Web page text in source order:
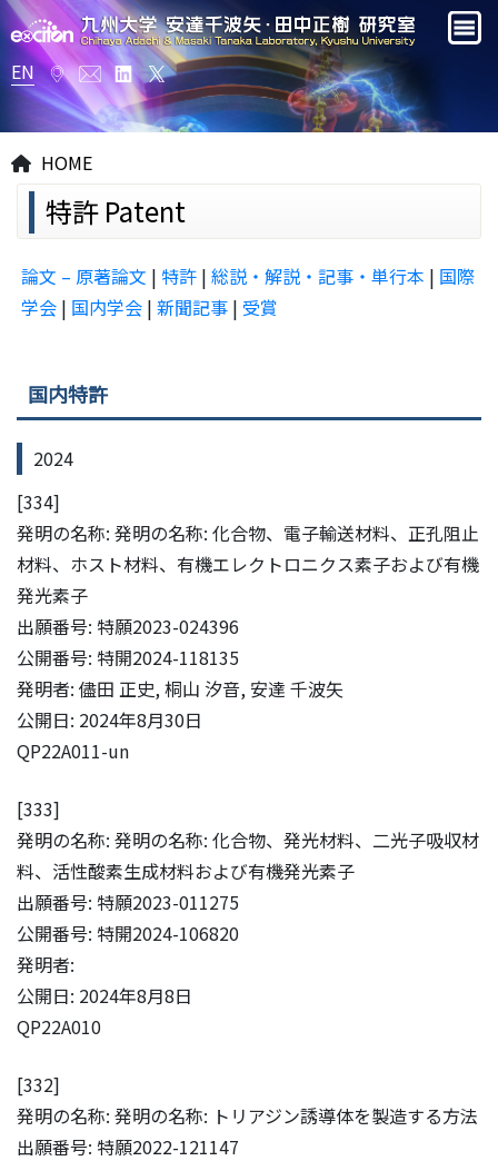
EN
HOME
特許 Patent
論文 – 原著論文 | 特許 | 総説・解説・記事・単行本 | 国際
学会 | 国内学会 | 新聞記事 | 受賞
国内特許
2024
[334]
発明の名称: 発明の名称: 化合物、電子輸送材料、正孔阻止
材料、ホスト材料、有機エレクトロニクス素子および有機
発光素子
出願番号: 特願2023-024396
公開番号: 特開2024-118135
発明者: 儘田 正史, 桐山 汐音, 安達 千波矢
公開日: 2024年8月30日
QP22A011-un
[333]
発明の名称: 発明の名称: 化合物、発光材料、二光子吸収材
料、活性酸素生成材料および有機発光素子
出願番号: 特願2023-011275
公開番号: 特開2024-106820
発明者:
公開日: 2024年8月8日
QP22A010
[332]
発明の名称: 発明の名称: トリアジン誘導体を製造する方法
出願番号: 特願2022-121147